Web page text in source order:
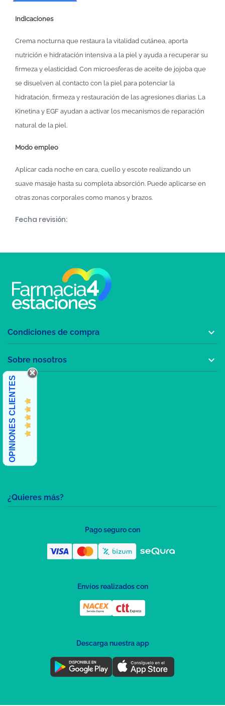
Indicaciones
Crema nocturna que restaura la vitalidad cutánea, aporta
nutrición e hidratación intensiva a la piel y ayuda a recuperar su
firmeza y elasticidad. Con microesferas de aceite de jojoba que
se disuelven al contacto con la piel para potenciar la
hidratación, firmeza y restauración de las agresiones diarias. La
Kinetina y EGF ayudan a activar los mecanismos de reparación
natural de la piel.
Modo empleo
Aplicar cada noche en cara, cuello y escote realizando un
suave masaje hasta su completa absorción. Puede aplicarse en
otras zonas corporales como manos y brazos.
Fecha revisión:
¿Quieres más?
Condiciones de compra 
Sobre nosotros 
OPINIONES CLIENTES
Pago seguro con
Envíos realizados con
Descarga nuestra app